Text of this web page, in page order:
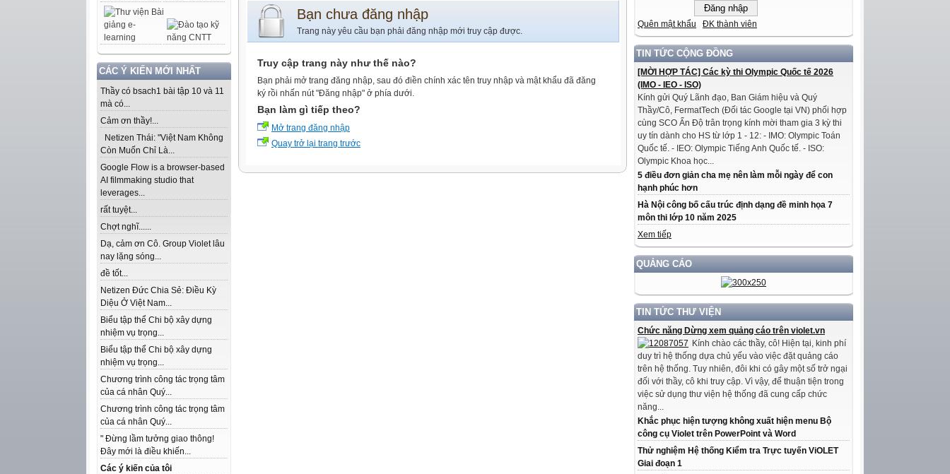
CÁC Ý KIẾN MỚI NHẤT
Thầy có bsach1 bài tập 10 và 11
mà có...
Cảm ơn thầy!...
Netizen Thái: "Việt Nam Không
Còn Muốn Chỉ Là...
Google Flow is a browser-based
AI filmmaking studio that
leverages...
rất tuyệt...
Chợt nghĩ......
Dạ, cảm ơn Cô. Group Violet lâu
nay lặng sóng...
đề tốt...
Netizen Đức Chia Sẻ: Điều Kỳ
Diệu Ở Việt Nam...
Biểu tập thể Chi bộ xây dựng
nhiệm vụ trọng...
Biểu tập thể Chi bộ xây dựng
nhiệm vụ trọng...
Chương trình công tác trọng tâm
của cá nhân Quý...
Chương trình công tác trọng tâm
của cá nhân Quý...
" Đừng lầm tưởng giao thông!
Đây mới là điều khiến...
Các ý kiến của tôi
Quên mật khẩu ĐK thành viên
TIN TỨC CỘNG ĐỒNG
[MỜI HỢP TÁC] Các kỳ thi Olympic Quốc tế 2026
(IMO - IEO - ISO)
Kính gửi Quý Lãnh đạo, Ban Giám hiệu và Quý
Thầy/Cô, FermatTech (Đối tác Google tại VN) phối hợp
cùng SCO Ấn Độ trân trọng kính mời tham gia 3 kỳ thi
uy tín dành cho HS từ lớp 1 - 12: - IMO: Olympic Toán
Quốc tế. - IEO: Olympic Tiếng Anh Quốc tế. - ISO:
Olympic Khoa học...
5 điều đơn giản cha mẹ nên làm mỗi ngày để con
hạnh phúc hơn
Hà Nội công bố cấu trúc định dạng đề minh họa 7
môn thi lớp 10 năm 2025
Xem tiếp
QUẢNG CÁO
TIN TỨC THƯ VIỆN
Chức năng Dừng xem quảng cáo trên violet.vn
Kính chào các thầy, cô! Hiện tại, kinh phí
duy trì hệ thống dựa chủ yếu vào việc đặt quảng cáo
trên hệ thống. Tuy nhiên, đôi khi có gây một số trở ngại
đối với thầy, cô khi truy cập. Vì vậy, để thuận tiện trong
việc sử dụng thư viện hệ thống đã cung cấp chức
năng...
Khắc phục hiện tượng không xuất hiện menu Bộ
công cụ Violet trên PowerPoint và Word
Thử nghiệm Hệ thống Kiểm tra Trực tuyến ViOLET
Giai đoạn 1
Bạn chưa đăng nhập
Trang này yêu cầu bạn phải đăng nhập mới truy cập được.
Truy cập trang này như thế nào?
Bạn phải mở trang đăng nhập, sau đó điền chính xác tên truy nhập và mật khẩu đã đăng
ký rồi nhấn nút "Đăng nhập" ở phía dưới.
Bạn làm gì tiếp theo?
Mở trang đăng nhập
Quay trở lại trang trước